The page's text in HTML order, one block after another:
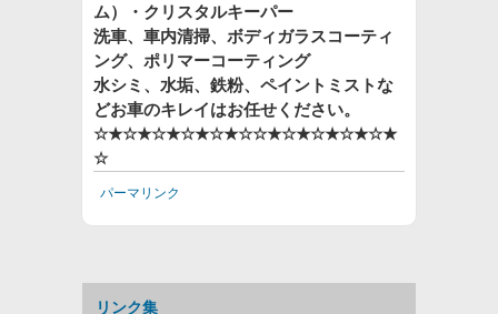
ム）・クリスタルキーパー
洗車、車内清掃、ボディガラスコーティ
ング、ポリマーコーティング
水シミ、水垢、鉄粉、ペイントミストな
どお車のキレイはお任せください。
☆★☆★☆★☆★☆★☆☆★☆★☆★☆★☆★
☆
パーマリンク
リンク集